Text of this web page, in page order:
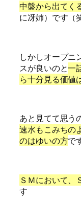
中盤から出てく
に冴姉）です（
しかしオープニ
スが良いのと一
ら十分見る価値
あと見てて思う
速水もこみちの
のはゆいの方で
ＳＭにおいて、
す